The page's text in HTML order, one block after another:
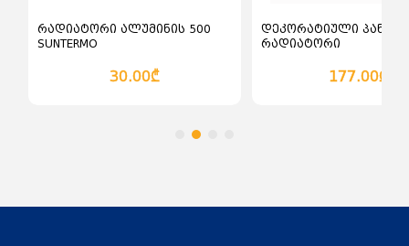
რადიატორი ალუმინის 500
SUNTERMO
30.00₾
დეკორატიული
რადიატორი
177.00₾